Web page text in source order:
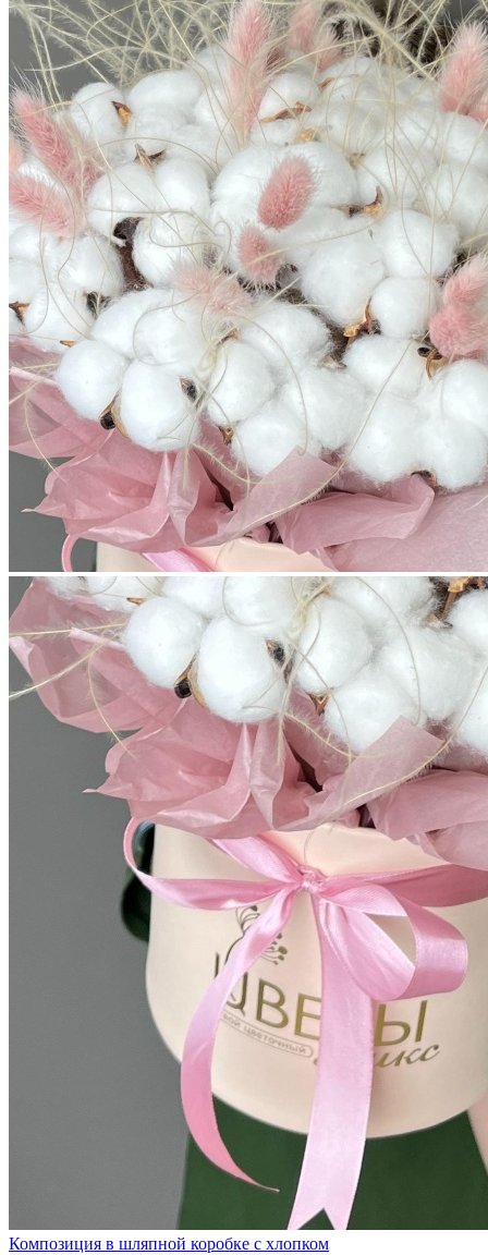
Композиция в шляпной коробке с хлопком